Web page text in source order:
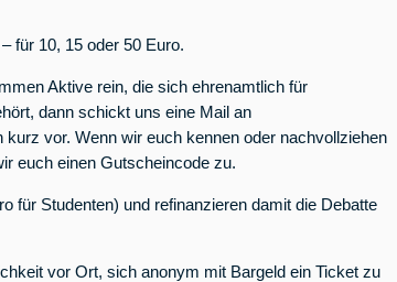
für 10, 15 oder 50 Euro.
Aktive rein, die sich ehrenamtlich für
dann schickt uns eine Mail an
kurz vor. Wenn wir euch kennen oder nachvollziehen
euch einen Gutscheincode zu.
für Studenten) und refinanzieren damit die Debatte
vor Ort, sich anonym mit Bargeld ein Ticket zu